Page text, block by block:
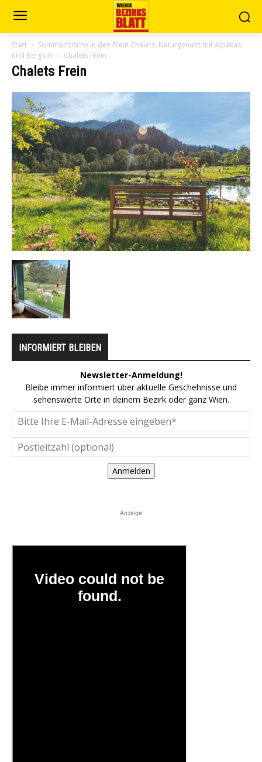
Start
Sommerfrische in den Frein Chalets: Naturgenuss mit Alpakas
und Bergluft
Chalets Frein
Chalets Frein
INFORMIERT BLEIBEN
Newsletter-Anmeldung!
Bleibe immer informiert über aktuelle Geschehnisse und
sehenswerte Orte in deinem Bezirk oder ganz Wien.
Anmelden
Anzeige